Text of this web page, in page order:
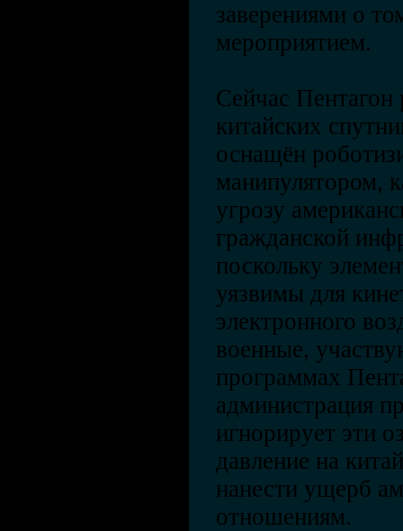
заверениями о
мероприятием.
Сейчас Пентагон
китайских
оснащён
манипулятором,
угрозу
гражданской
поскольку
уязвимы для
электронного
военные,
программах
администрация
игнорирует эти
давление на
нанести ущерб
отношениям.